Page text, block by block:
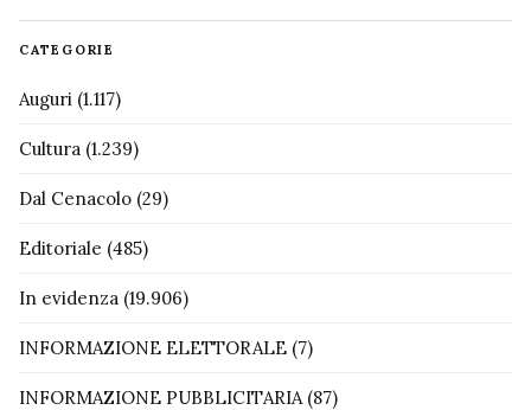
CATEGORIE
Auguri (1.117)
Cultura (1.239)
Dal Cenacolo (29)
Editoriale (485)
In evidenza (19.906)
INFORMAZIONE ELETTORALE (7)
INFORMAZIONE PUBBLICITARIA(87)